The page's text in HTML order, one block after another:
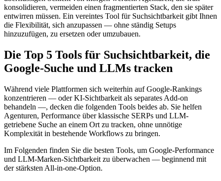
konsolidieren, vermeiden einen fragmentierten Stack, den sie später
entwirren müssen. Ein vereintes Tool für Suchsichtbarkeit gibt Ihnen
die Flexibilität, sich anzupassen — ohne ständig Setups
hinzuzufügen, zu ersetzen oder umzubauen.
Die Top 5 Tools für Suchsichtbarkeit, die
Google-Suche und LLMs tracken
Während viele Plattformen sich weiterhin auf Google-Rankings
konzentrieren — oder KI-Sichtbarkeit als separates Add-on
behandeln —, decken die folgenden Tools beides ab. Sie helfen
Agenturen, Performance über klassische SERPs und LLM-
getriebene Suche an einem Ort zu tracken, ohne unnötige
Komplexität in bestehende Workflows zu bringen.
Im Folgenden finden Sie die besten Tools, um Google-Performance
und LLM-Marken-Sichtbarkeit zu überwachen — beginnend mit
der stärksten All-in-one-Option.